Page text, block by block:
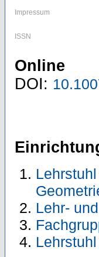
Impressum
ISSN
Online
DOI:
Lehr-